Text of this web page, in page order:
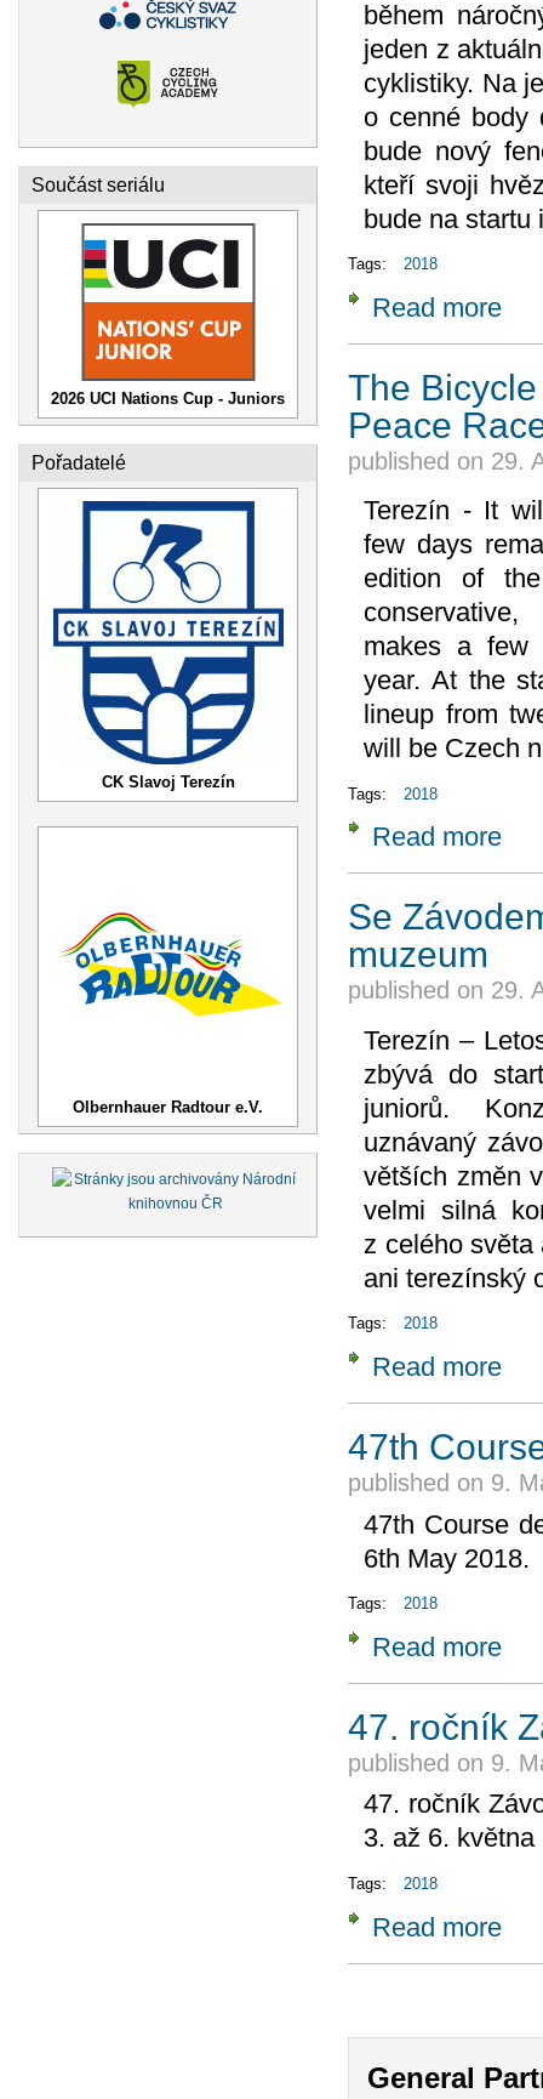
Součást seriálu
2026 UCI Nations Cup - Juniors
Pořadatelé
CK Slavoj Terezín
Olbernhauer Radtour e.V.
během
jeden z
cyklistiky. Na
o cenné body
bude nový
kteří svoji
bude na startu
Tags: 2018
Read more
The
Peace
published on 29.
Terezín - It
few days
edition of
makes a few
year. At the
lineup from
will be Czech
Tags: 2018
Read more
Se
muzeum
published on 29.
Terezín –
zbývá do
juniorů.
uznávaný
větších změn
velmi silná
z celého světa
ani terezínský
Tags: 2018
Read more
47th
published on 9.
47th Course
6th May 2018.
Tags: 2018
Read more
47. ročník
published on 9.
47. ročník
3. až 6. května
Tags: 2018
Read more
Pages
General